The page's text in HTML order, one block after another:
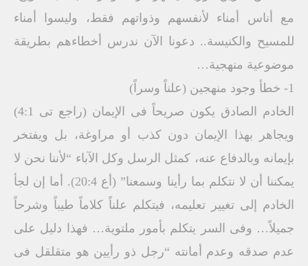
مع أناس أمناء لأنفسهم وذواتهم فقط، وليسوا أمناء
للمسيح والكنيسة.. دعونا الآن ندرس أخطاءهم بطريقة
موضوعية منهجية…
1- خطأ وجود منهجين (علناً وسراً)
الخادم الصادق يكون صريحاً فى الإيمان (راجع تى 4:1)
ويجاهر بهذا الإيمان دون كذب أو مراوغة، بل ويفتخر
بإيمانه وبالدفاع عنه، كمثل الرسل وكل الآباء “لأننا نحن لا
يمكننا أن لا نتكلم بما رأينا وسمعنا” (أع 20:4). أما إن لجأ
الخادم إلى تغيير تعليمه، فيتكلم علناً كلاماً طيباً وشرحاً
جميلاً… وفى السر يتكلم بأمور ملتوية… فهذا دليل على
عدم صدقه وعدم أمانته “رجل ذو رأيين هو متقلقل فى